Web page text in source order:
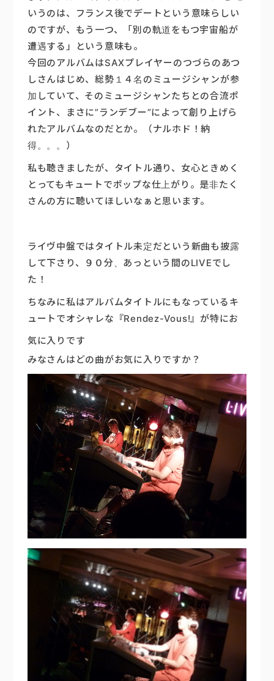
いうのは、フランス後でデートという意味らしい
のですが、もう一つ、「別の軌道をもつ宇宙船が
遭遇する」という意味も。
今回のアルバムはSAXプレイヤーのつづらのあつ
しさんはじめ、総勢１４名のミュージシャンが参
加していて、そのミュージシャンたちとの合流ポ
イント、まさに”ランデブー”によって創り上げら
れたアルバムなのだとか。（ナルホド！納
得。。。）
私も聴きましたが、タイトル通り、女心ときめく
とってもキュートでポップな仕上がり。是非たく
さんの方に聴いてほしいなぁと思います。
ライヴ中盤ではタイトル未定だという新曲も披露
して下さり、９０分、あっという間のLIVEでし
た！
ちなみに私はアルバムタイトルにもなっているキ
ュートでオシャレな『Rendez-Vous!』が特にお
気に入りです
みなさんはどの曲がお気に入りですか？